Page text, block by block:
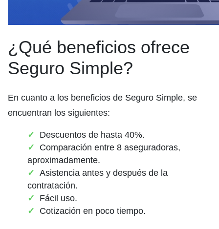
¿Qué beneficios ofrece
Seguro Simple?
En cuanto a los beneficios de Seguro Simple, se
encuentran los siguientes:
Descuentos de hasta 40%.
Comparación entre 8 aseguradoras,
aproximadamente.
Asistencia antes y después de la
contratación.
Fácil uso.
Cotización en poco tiempo.